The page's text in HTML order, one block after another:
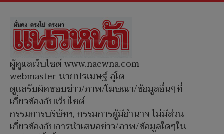
ผู้ดูแลเว็บไซต์ www.naewna.com
webmaster นายปรเมษฐ์ ภู่โต
ดูแลรับผิดชอบข่าว/ภาพ/โฆษณา/ข้อมูลอื่นๆที่
เกี่ยวข้องกับเว็บไซต์
กรรมการบริษัทฯ, กรรมการผู้มีอำนาจ ไม่มีส่วน
เกี่ยวข้องกับการนำเสนอข่าว/ภาพ/ข้อมูลใดๆใน